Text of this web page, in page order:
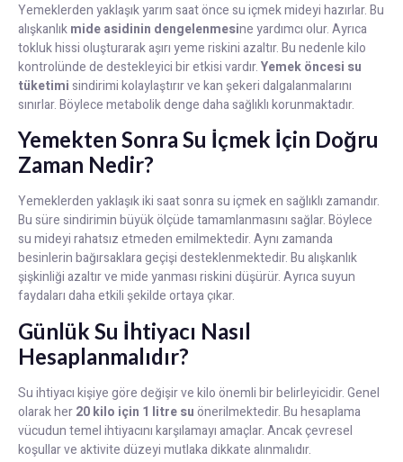
Yemeklerden yaklaşık yarım saat önce su içmek mideyi hazırlar. Bu
alışkanlıkmide asidinin dengelenmesine yardımcı olur. Ayrıca
tokluk hissi oluşturarak aşırı yeme riskini azaltır. Bu nedenle kilo
kontrolünde de destekleyici bir etkisi vardır.Yemek öncesi su
tüketimisindirimi kolaylaştırır ve kan şekeri dalgalanmalarını
sınırlar. Böylece metabolik denge daha sağlıklı korunmaktadır.
Yemekten Sonra Su İçmek İçin Doğru
Zaman Nedir?
Yemeklerden yaklaşık iki saat sonra su içmek en sağlıklı zamandır.
Bu süre sindirimin büyük ölçüde tamamlanmasını sağlar. Böylece
su mideyi rahatsız etmeden emilmektedir. Aynı zamanda
besinlerin bağırsaklara geçişi desteklenmektedir. Bu alışkanlık
şişkinliği azaltır ve mide yanması riskini düşürür. Ayrıca suyun
faydaları daha etkili şekilde ortaya çıkar.
Günlük Su İhtiyacı Nasıl
Hesaplanmalıdır?
Su ihtiyacı kişiye göre değişir ve kilo önemli bir belirleyicidir. Genel
olarak her20 kilo için 1 litre suönerilmektedir. Bu hesaplama
vücudun temel ihtiyacını karşılamayı amaçlar. Ancak çevresel
koşullar ve aktivite düzeyi mutlaka dikkate alınmalıdır.